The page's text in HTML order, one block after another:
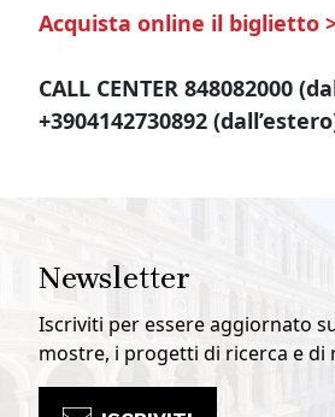
Acquista online il biglietto
CALL CENTER 848082000
+3904142730892
Newsletter
Iscriviti per essere aggiornato
mostre, i progetti di ricerca e di